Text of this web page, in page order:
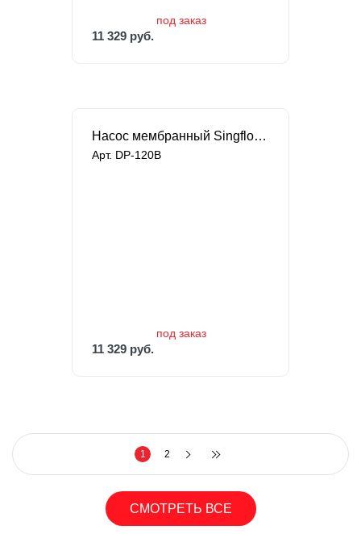
под заказ
11 329 руб.
Насос мембранный Singflo высокого давления
Арт. DP-120B
под заказ
11 329 руб.
1 2
СМОТРЕТЬ ВСЕ